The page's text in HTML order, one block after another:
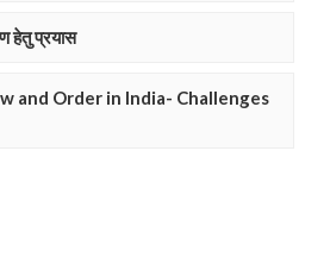
हेतु प्रयास
and Order in India- Challenges